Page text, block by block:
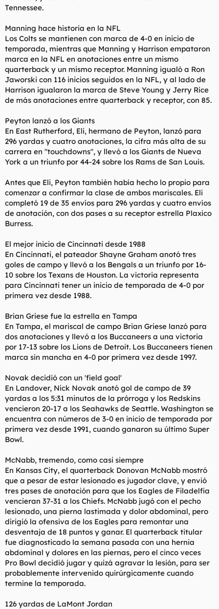
Tennessee.
Manning hace historia en la NFL
Los Colts se mantienen con marca de 4-0 en inicio de
temporada, mientras que Manning y Harrison empataron
marca en la NFL en anotaciones entre un mismo
quarterback y un mismo receptor. Manning igualó a Ron
Jaworski con 116 inicios seguidos en la NFL, y al lado de
Harrison igualaron la marca de Steve Young y Jerry Rice
de más anotaciones entre quarterback y receptor, con 85.
Peyton lanzó a los Giants
En East Rutherford, Eli, hermano de Peyton, lanzó para
296 yardas y cuatro anotaciones, la cifra más alta de su
carrera en "touchdowns", y llevó a los Giants de Nueva
York a un triunfo por 44-24 sobre los Rams de San Louis.
Antes que Eli, Peyton también había hecho lo propio para
comenzar a confirmar la clase de ambos mariscales. Eli
completó 19 de 35 envíos para 296 yardas y cuatro envíos
de anotación, con dos pases a su receptor estrella Plaxico
Burress.
El mejor inicio de Cincinnati desde 1988
En Cincinnati, el pateador Shayne Graham anotó tres
goles de campo y llevó a los Bengals a un triunfo por 16-
10 sobre los Texans de Houston. La victoria representa
para Cincinnati tener un inicio de temporada de 4-0 por
primera vez desde 1988.
Brian Griese fue la estrella en Tampa
En Tampa, el mariscal de campo Brian Griese lanzó para
dos anotaciones y llevó a los Buccaneers a una victoria
por 17-13 sobre los Lions de Detroit. Los Buccaneers tienen
marca sin mancha en 4-0 por primera vez desde 1997.
Novak decidió con un 'field goal'
En Landover, Nick Novak anotó gol de campo de 39
yardas a los 5:31 minutos de la prórroga y los Redskins
vencieron 20-17 a los Seahawks de Seattle. Washington se
encuentra con números de 3-0 en inicio de temporada por
primera vez desde 1991, cuando ganaron su último Super
Bowl.
McNabb, tremendo, como casi siempre
En Kansas City, el quarterback Donovan McNabb mostró
que a pesar de estar lesionado es jugador clave, y envió
tres pases de anotación para que los Eagles de Filadelfia
vencieran 37-31 a los Chiefs. McNabb jugó con el pecho
lesionado, una pierna lastimada y dolor abdominal, pero
dirigió la ofensiva de los Eagles para remontar una
desventaja de 18 puntos y ganar. El quarterback titular
fue diagnosticado la semana pasada con una hernia
abdominal y dolores en las piernas, pero el cinco veces
Pro Bowl decidió jugar y quizá agravar la lesión, para ser
probablemente intervenido quirúrgicamente cuando
termine la temporada.
126 yardas de LaMont Jordan